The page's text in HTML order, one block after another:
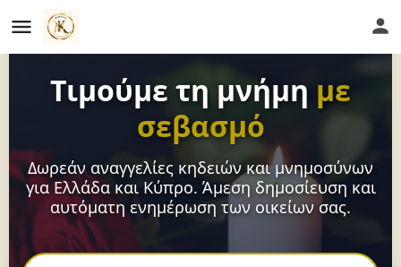
Τιμούμε τη μνήμη με
σεβασμό
Δωρεάν αναγγελίες κηδειών και μνημοσύνων
για Ελλάδα και Κύπρο. Άμεση δημοσίευση και
αυτόματη ενημέρωση των οικείων σας.